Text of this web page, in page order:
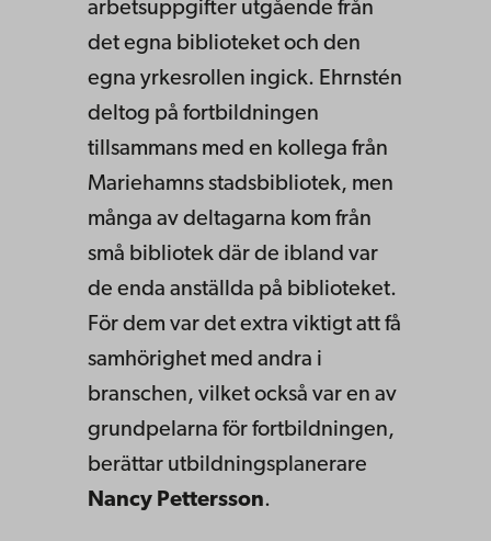
arbetsuppgifter utgående från
det egna biblioteket och den
egna yrkesrollen ingick. Ehrnstén
deltog på fortbildningen
tillsammans med en kollega från
Mariehamns stadsbibliotek, men
många av deltagarna kom från
små bibliotek där de ibland var
de enda anställda på biblioteket.
För dem var det extra viktigt att få
samhörighet med andra i
branschen, vilket också var en av
grundpelarna för fortbildningen,
berättar utbildningsplanerare
Nancy Pettersson.